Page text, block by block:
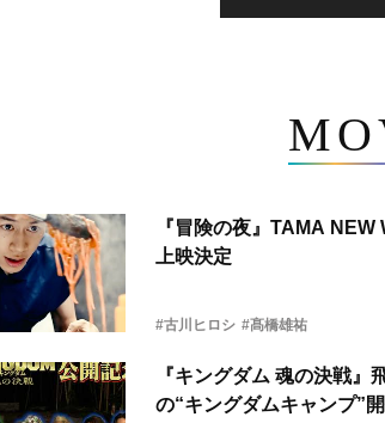
『冒険の夜』TAMA
上映決定
#古川ヒロシ #髙橋雄祐
『キングダム 魂の決戦
の“キングダムキャンプ”